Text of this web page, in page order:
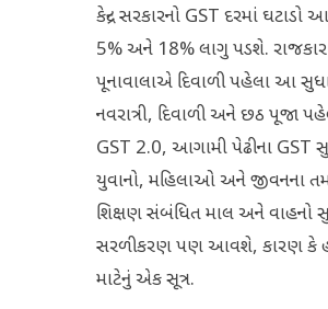
કેન્દ્ર સરકારનો GST દરમાં
5% અને 18% લાગુ પડશે.
પૂનાવાલાએ દિવાળી પહેલા આ
નવરાત્રી, દિવાળી અને છઠ પૂજા
GST 2.0, આગામી પેઢીના GST
યુવાનો, મહિલાઓ અને જીવનના
શિક્ષણ સંબંધિત માલ અને વાહનો
સરળીકરણ પણ આવશે, કારણ કે
માટેનું એક સૂત્ર.